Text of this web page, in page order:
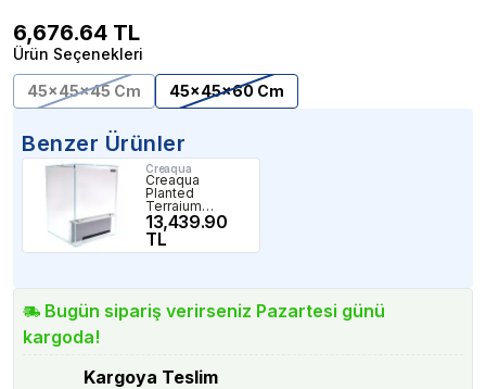
6,676.64 TL
Ürün Seçenekleri
45x45x45 Cm
45x45x60 Cm
Benzer Ürünler
Creaqua
Creaqua
Planted
Terraium
35x35x50 Cm
13,439.90
TL
Bugün sipariş verirseniz Pazartesi günü
kargoda!
Kargoya Teslim